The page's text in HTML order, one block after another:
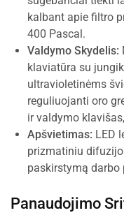
kalbant apie filtro
400 Pascal.
Valdymo Skydelis:
klaviatūra su
ultravioletinėms
reguliuojanti oro
ir valdymo
Apšvietimas: LED
prizmatiniu
paskirstymą darbo
Panaudojimo